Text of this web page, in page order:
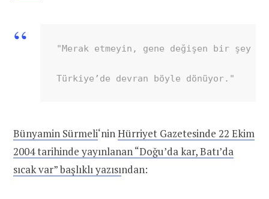
"Merak etmeyin, gene değişen bir şey
Türkiye’de devran böyle dönüyor."
Bünyamin Sürmeli‘ninHürriyet Gazetesinde 22 Ekim
2004 tarihinde yayınlanan “Doğu’da kar, Batı’da
sıcak var” başlıklı yazısından: